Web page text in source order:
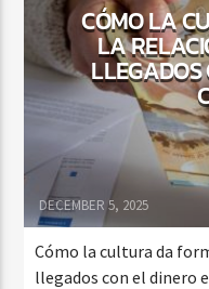
CÓMO LA
LA
LLEGADOS
DECEMBER 5, 2025
Cómo la cultura da
llegados con el dinero